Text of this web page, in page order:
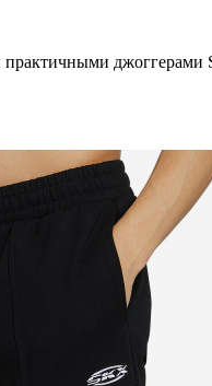
и практичными